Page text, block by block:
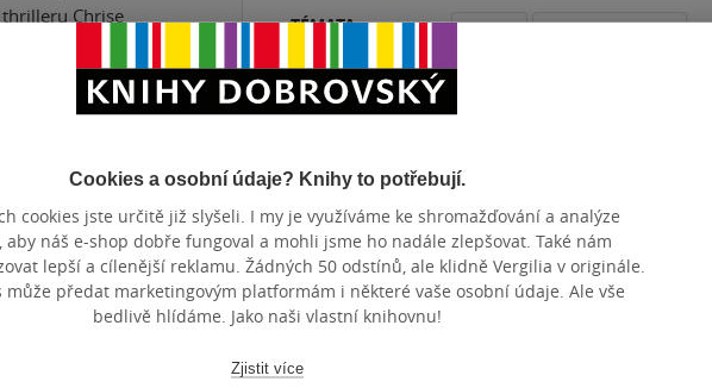
Chrise
TÉMATA
Londýn americká literatura
pevná vazba
VYDÁNÍ
20.01.2012
9788074610547
POČET STRAN
344
JAZYK
čeština
Cookies a osobní údaje? Knihy to potřebují.
cookies jste určitě již slyšeli. I my je využíváme ke shromažďování a analýze
aby náš e-shop dobře fungoval a mohli jsme ho nadále zlepšovat. Také nám
lepší a cílenější reklamu. Žádných 50 odstínů, ale klidně Vergilia v originále.
může předat marketingovým platformám i některé vaše osobní údaje. Ale vše
bedlivě hlídáme. Jako naši vlastní knihovnu!
Zjistit více